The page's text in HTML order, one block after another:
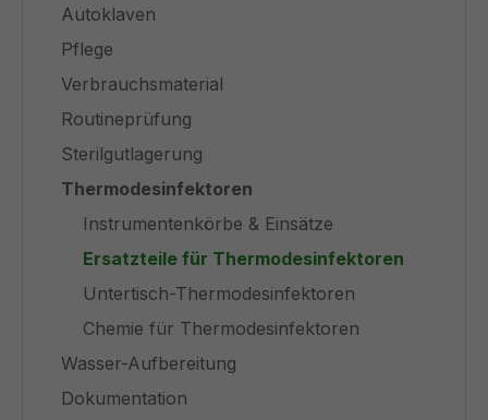
Autoklaven
Pflege
Verbrauchsmaterial
Routineprüfung
Sterilgutlagerung
Thermodesinfektoren
Instrumentenkörbe & Einsätze
Ersatzteile für Thermodesinfektoren
Untertisch-Thermodesinfektoren
Chemie für Thermodesinfektoren
Wasser-Aufbereitung
Dokumentation